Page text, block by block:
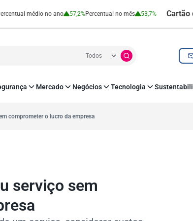
no ano 57,2%Percentual no mês 53,7% Cartão de
Mercado
Open Finance
Negócios
RH
Tecnologia
comprometer o lucro da empresa
serviço sem